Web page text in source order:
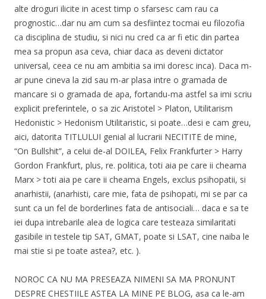
alte droguri ilicite in acest timp o sfarsesc cam rau ca
prognostic…dar nu am cum sa desfiintez tocmai eu filozofia
ca disciplina de studiu, si nici nu cred ca ar fi etic din partea
mea sa propun asa ceva, chiar daca as deveni dictator
universal, ceea ce nu am ambitia sa imi doresc inca). Daca m-
ar pune cineva la zid sau m-ar plasa intre o gramada de
mancare si o gramada de apa, fortandu-ma astfel sa imi scriu
explicit preferintele, o sa zic Aristotel > Platon, Utilitarism
Hedonistic > Hedonism Utilitaristic, si poate…desi e cam greu,
aici, datorita TITLULUI genial al lucrarii NECITITE de mine,
“On Bullshit”, a celui de-al DOILEA, Felix Frankfurter > Harry
Gordon Frankfurt, plus, re. politica, toti aia pe care ii cheama
Marx > toti aia pe care ii cheama Engels, exclus psihopatii, si
anarhistii, (anarhisti, care mie, fata de psihopati, mi se par ca
sunt ca un fel de borderlines fata de antisociali… daca e sa te
iei dupa intrebarile alea de logica care testeaza similaritati
gasibile in testele tip SAT, GMAT, poate si LSAT, cine naiba le
mai stie si pe toate astea?, etc. ).
NOROC CA NU MA PRESEAZA NIMENI SA MA PRONUNT
DESPRE CHESTIILE ASTEA LA MINE PE BLOG, asa ca le-am